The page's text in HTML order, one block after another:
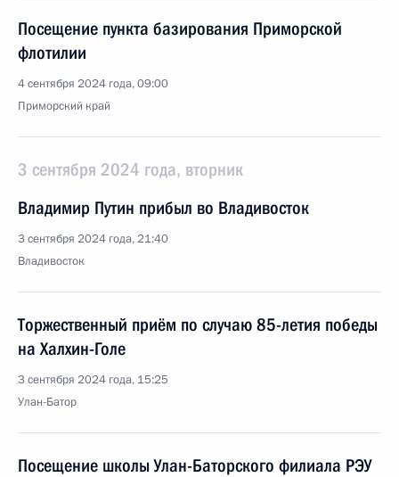
Посещение пункта базирования Приморской
флотилии
4 сентября 2024 года, 09:00
Приморский край
3 сентября 2024 года, вторник
Владимир Путин прибыл во Владивосток
3 сентября 2024 года, 21:40
Владивосток
Торжественный приём по случаю 85-летия победы
на Халхин-Голе
3 сентября 2024 года, 15:25
Улан-Батор
Посещение школы Улан-Баторского филиала РЭУ